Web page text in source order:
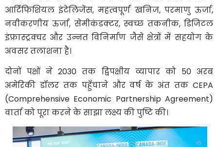
आर्टिफिशियल इंटेलिजेंस, महत्वपूर्ण खनिज, परमाणु ऊर्जा,
नवीकरणीय ऊर्जा, सेमीकंडक्टर, स्वच्छ तकनीक, डिजिटल
इंफ्रास्ट्रक्चर और उन्नत विनिर्माण जैसे क्षेत्रों में सहयोग के
अवसर तलाशना है।
दोनों पक्षों ने 2030 तक द्विपक्षीय व्यापार को 50 अरब
अमेरिकी डॉलर तक पहुँचाने और वर्ष के अंत तक CEPA
(Comprehensive Economic Partnership Agreement)
वार्ता को पूरा करने के साझा लक्ष्य की पुष्टि की।